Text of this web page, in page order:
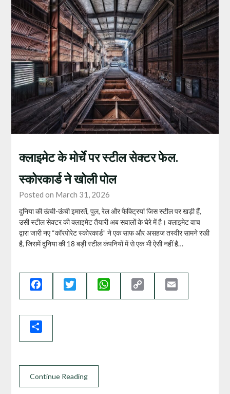
क्लाइमेट के मोर्चे पर स्टील सेक्टर फेल.
स्कोरकार्ड ने खोली पोल
Posted on March 31, 2026
दुनिया की ऊंची-ऊंची इमारतें, पुल, रेल और फैक्ट्रियां जिस स्टील पर खड़ी हैं,
उसी स्टील सेक्टर की क्लाइमेट तैयारी अब सवालों के घेरे में है। क्लाइमेट वाच
द्वारा जारी नए “कॉरपोरेट स्कोरकार्ड” ने एक साफ और असहज तस्वीर सामने रखी
है, जिसमें दुनिया की 18 बड़ी स्टील कंपनियों में से एक भी ऐसी नहीं है…
Facebook Twitter WhatsApp
Continue Reading